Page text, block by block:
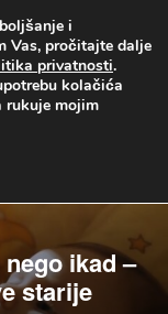
ikad –
starije
i
Vas, pročitajte dalje
privatnosti.
kolačića
rukuje mojim